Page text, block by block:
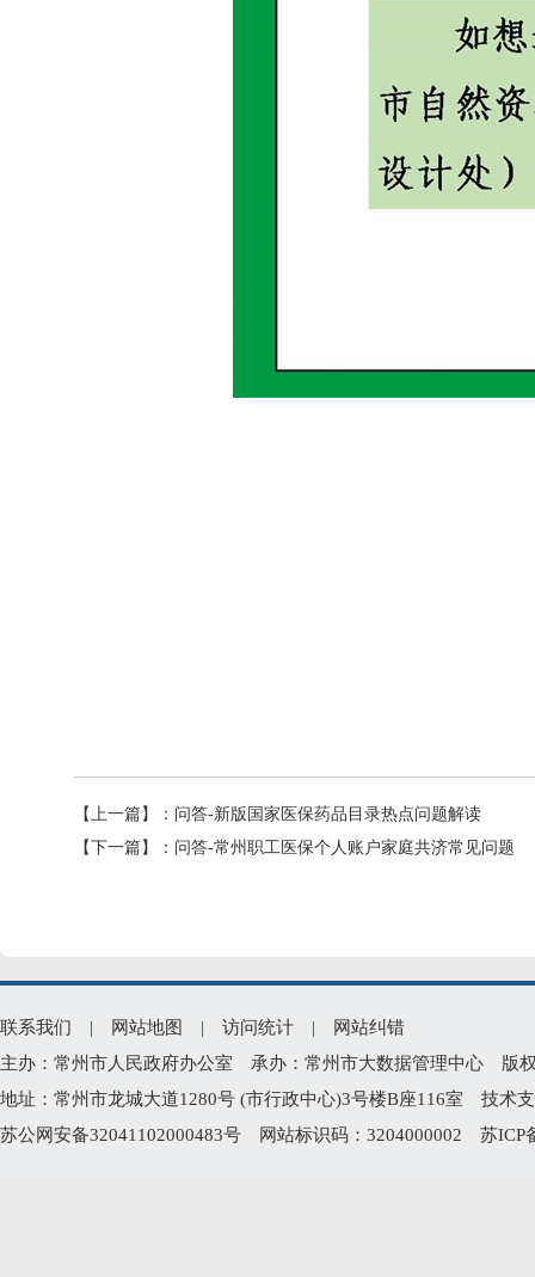
【上一篇】： 问答-新版国家医保药品目录热点问题解读
【下一篇】： 问答-常州职工医保个人账户家庭共济常见问题
联系我们 | 网站地图 | 访问统计 |
网站纠错
主办：常州市人民政府办公室 承办：常州市大数据管理中心 版
地址：常州市龙城大道1280号 (市行政中心)3号楼B座116室 技术
苏公网安备32041102000483号 网站标识码：3204000002 苏ICP